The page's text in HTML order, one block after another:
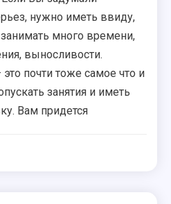
нужно иметь ввиду,
много времени,
выносливости.
почти тоже самое что и
занятия и иметь
Вам придется